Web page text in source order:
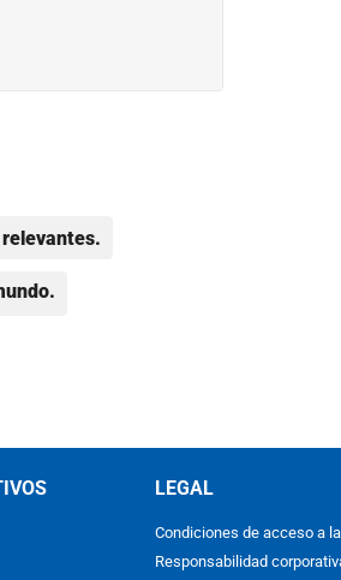
LEGAL
Condiciones de acceso a
Responsabilidad